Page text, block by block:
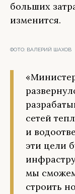
больших
изменится.
ФОТО: ВАЛЕРИЙ ШАХОВ
сетей
и
эти цели
мы
строить